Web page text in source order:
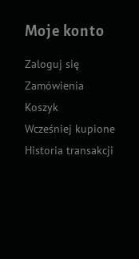
Moje konto
Zaloguj się
Zamówienia
Koszyk
Wcześniej kupione
Historia transakcji